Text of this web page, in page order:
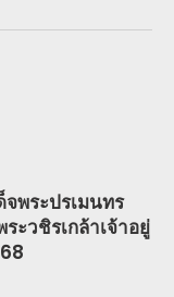
พระปรเมนทร
ะวชิรเกล้าเจ้าอยู่